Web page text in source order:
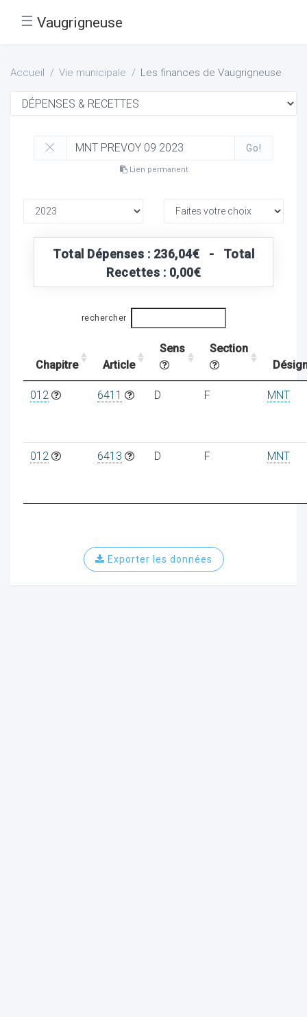
☰ Vaugrigneuse
Accueil Vie municipale Les finances de Vaugrigneuse
Go!
Lien permanent
Total Dépenses : 236,04€ - Total
Recettes : 0,00€
rechercher
Chapitre Article
Sens
Section
012 6411 D F MNT
012 6413 D F MNT
Exporter les données